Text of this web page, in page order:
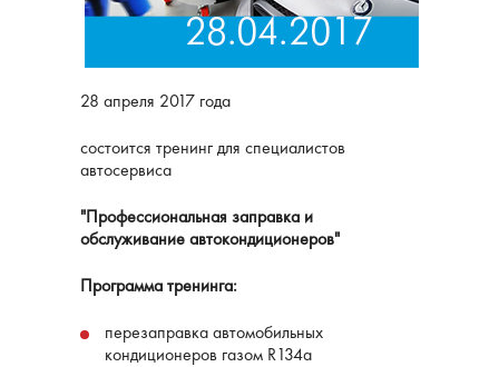
28 апреля 2017 года
состоится тренинг для специалистов
автосервиса
"Профессиональная заправка и
обслуживание автокондиционеров"
Программа тренинга:
перезаправка автомобильных
кондиционеров газом R134a